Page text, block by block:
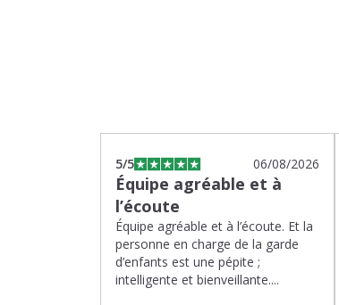
5/5 06/08/2026
Équipe agréable et à
l’écoute
Équipe agréable et à l’écoute. Et la
personne en charge de la garde
d’enfants est une pépite ;
intelligente et bienveillante....